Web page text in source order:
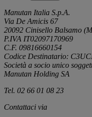
Manutan Italia S.p.A.
Via De Amicis 67
20092 Cinisello Balsamo
P.IVA IT02097170969
C.F. 09816660154
Codice Destinatario:
Società a socio unico
Manutan Holding SA
Tel. 02 66 01 08 23
Contattaci via